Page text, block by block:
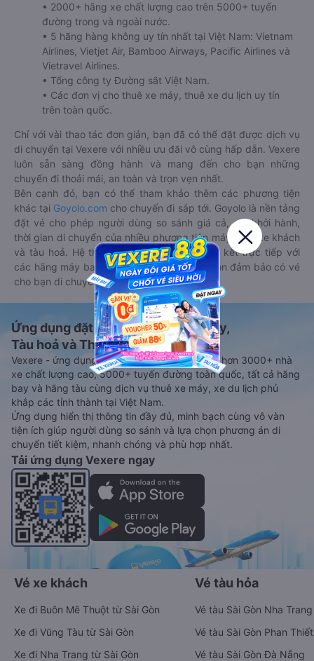
• 2000+ hãng xe chất lượng cao trên 5000+ tuyến
đường trong và ngoài nước.
• 5 hãng hàng không uy tín nhất tại Việt Nam: Vietnam
Airlines, Vietjet Air, Bamboo Airways, Pacific Airlines và
Vietravel Airlines.
• Tổng công ty Đường sắt Việt Nam.
• Các đơn vị cho thuê xe máy, thuê xe du lịch uy tín
trên toàn quốc.
Chỉ với vài thao tác đơn giản, bạn đã có thể đặt được dịch vụ
di chuyển tại Vexere với nhiều ưu đãi vô cùng hấp dẫn. Vexere
luôn sẵn sàng đồng hành và mang đến cho bạn những
chuyến đi thoải mái, an toàn và trọn vẹn nhất.
Bên cạnh đó, bạn có thể tham khảo thêm các phương tiện
khác tại Goyolo.com cho chuyến đi sắp tới. Goyolo là nền tảng
đặt vé cho phép người dùng so sánh giá cả, giờ khởi hành,
thời gian di chuyển của nhiều phương tiện máy bay, xe khách
và tàu hoả. Hệ thống của Goyolo được liên kết trực tiếp với
các hãng máy bay, xe khách và tàu hoả, luôn đảm bảo có vé
cho bạn di chuyển.
Ứng dụng đặt vé Xe khách, Máy bay,
Tàu hoả và Thuê xe
Vexere - ứng dụng đặt vé đa phương tiện với hơn 3000+ nhà
xe chất lượng cao, 5000+ tuyến đường toàn quốc, tất cả hãng
bay và hãng tàu cùng dịch vụ thuê xe máy, xe du lịch phủ
khắp các tỉnh thành tại Việt Nam.
Ứng dụng hiển thị thông tin đầy đủ, minh bạch cùng vô vàn
tiện ích giúp người dùng so sánh và lựa chọn phương án di
chuyển tiết kiệm, nhanh chóng và phù hợp nhất.
Tải ứng dụng Vexere ngay
Vé xe khách
Xe đi Buôn Mê Thuột từ Sài Gòn
Xe đi Vũng Tàu từ Sài Gòn
Xe đi Nha Trang từ Sài Gòn
Vé tàu hỏa
Vé tàu Sài Gòn Nha Trang
Vé tàu Sài Gòn Phan Thiết
Vé tàu Sài Gòn Đà Nẵng